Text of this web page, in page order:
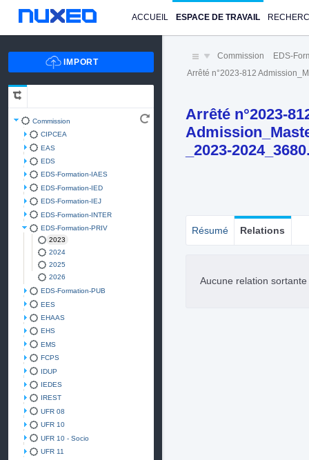
ACCUEIL ESPACE DE TRAVAIL
Commission
CIPCEA
EAS
EDS
EDS-Formation-IAES
EDS-Formation-IED
EDS-Formation-IEJ
EDS-Formation-INTER
EDS-Formation-PRIV
2023
2024
2025
2026
EDS-Formation-PUB
EES
EHAAS
EHS
EMS
FCPS
IDUP
IEDES
IREST
UFR 08
UFR 10
UFR 10 - Socio
UFR 11
Commission EDS-
Arrêté n°2023-812
Arrêté n°2023-
_2023-
Résumé Relations
Aucune relation